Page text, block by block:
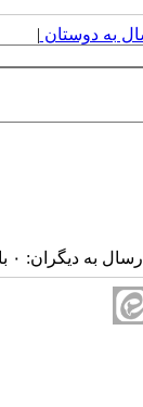
به دوستان |
به دیگران: ۰ بار |